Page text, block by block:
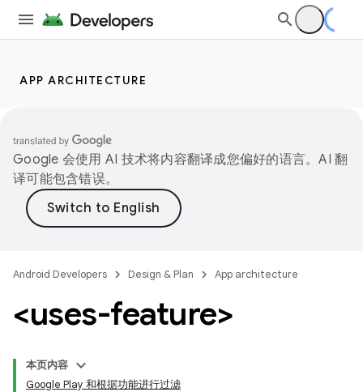
APP ARCHITECTURE
Google 会使用 AI 技术将内容翻译成您偏好的语言。AI 翻
译可能包含错误。
Android Developers Design & Plan App architecture
<uses-feature>
本页内容
Google Play 和根据功能进行过滤